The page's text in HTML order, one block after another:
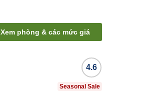
Xem phòng & các mức giá
4.6
Seasonal Sale